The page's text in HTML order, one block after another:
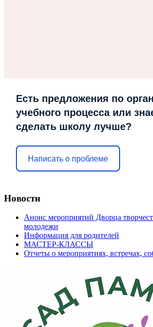
Есть предложения по
учебного процесса или
сделать школу лучше?
Написать о проблеме
Новости
Анонс мероприятий Дворца
молодежи
Информация для родителей
МАСТЕР-КЛАССЫ
Отчеты о мероприятиях, встречах,